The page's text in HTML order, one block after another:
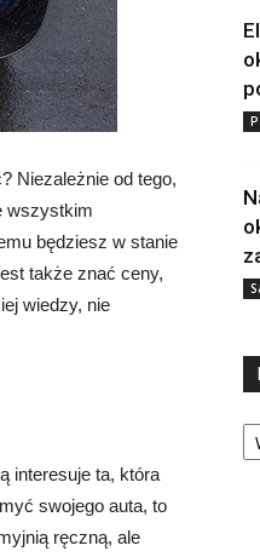
Niezależnie od tego,
wszystkim
będziesz w stanie
także znać ceny,
wiedzy, nie
interesuje ta, która
swojego auta, to
ręczną, ale